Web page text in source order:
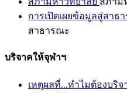
การเปิดเผยข้อมูลสู่สาธ
สาธารณะ
บริจาคให้จุฬาฯ
เหตุผลที่...ทำไมต้องบริจ